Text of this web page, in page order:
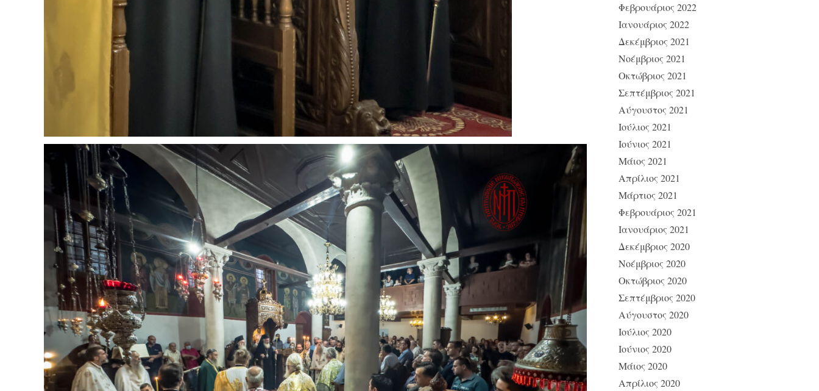
Φεβρουάριος 2022
Ιανουάριος 2022
Δεκέμβριος 2021
Νοέμβριος 2021
Οκτώβριος 2021
Σεπτέμβριος 2021
Αύγουστος 2021
Ιούλιος 2021
Ιούνιος 2021
Μάιος 2021
Απρίλιος 2021
Μάρτιος 2021
Φεβρουάριος 2021
Ιανουάριος 2021
Δεκέμβριος 2020
Νοέμβριος 2020
Οκτώβριος 2020
Σεπτέμβριος 2020
Αύγουστος 2020
Ιούλιος 2020
Ιούνιος 2020
Μάιος 2020
Απρίλιος 2020